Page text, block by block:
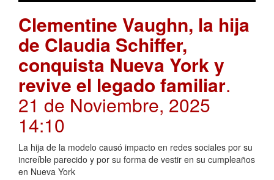
Clementine Vaughn, la hija
de Claudia Schiffer,
conquista Nueva York y
revive el legado familiar.
21 de Noviembre, 2025
14:10
La hija de la modelo causó impacto en redes sociales por su
increíble parecido y por su forma de vestir en su cumpleaños
en Nueva York